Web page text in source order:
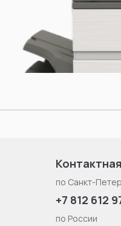
по Санкт-
+7 812 612
по России